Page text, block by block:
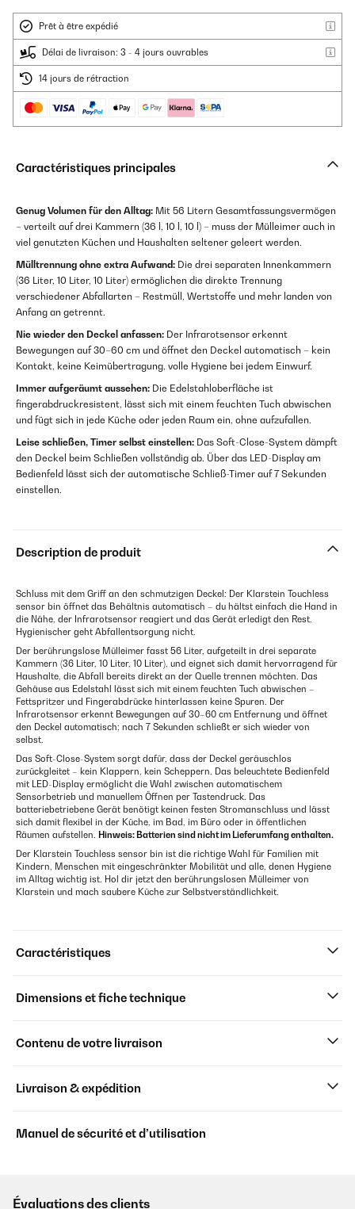
Prêt à être expédié
Délai de livraison: 3 - 4 jours ouvrables
14 jours de rétraction
Caractéristiques principales
Genug Volumen für den Alltag: Mit 56 Litern Gesamtfassungsvermögen
– verteilt auf drei Kammern (36 l, 10 l, 10 l) – muss der Mülleimer auch in
viel genutzten Küchen und Haushalten seltener geleert werden.
Mülltrennung ohne extra Aufwand: Die drei separaten Innenkammern
(36 Liter, 10 Liter, 10 Liter) ermöglichen die direkte Trennung
verschiedener Abfallarten – Restmüll, Wertstoffe und mehr landen von
Anfang an getrennt.
Nie wieder den Deckel anfassen: Der Infrarotsensor erkennt
Bewegungen auf 30–60 cm und öffnet den Deckel automatisch – kein
Kontakt, keine Keimübertragung, volle Hygiene bei jedem Einwurf.
Immer aufgeräumt aussehen: Die Edelstahloberfläche ist
fingerabdruckresistent, lässt sich mit einem feuchten Tuch abwischen
und fügt sich in jede Küche oder jeden Raum ein, ohne aufzufallen.
Leise schließen, Timer selbst einstellen: Das Soft-Close-System dämpft
den Deckel beim Schließen vollständig ab. Über das LED-Display am
Bedienfeld lässt sich der automatische Schließ-Timer auf 7 Sekunden
einstellen.
Description de produit
Schluss mit dem Griff an den schmutzigen Deckel: Der Klarstein Touchless
sensor bin öffnet das Behältnis automatisch – du hältst einfach die Hand in
die Nähe, der Infrarotsensor reagiert und das Gerät erledigt den Rest.
Hygienischer geht Abfallentsorgung nicht.
Der berührungslose Mülleimer fasst 56 Liter, aufgeteilt in drei separate
Kammern (36 Liter, 10 Liter, 10 Liter), und eignet sich damit hervorragend für
Haushalte, die Abfall bereits direkt an der Quelle trennen möchten. Das
Gehäuse aus Edelstahl lässt sich mit einem feuchten Tuch abwischen –
Fettspritzer und Fingerabdrücke hinterlassen keine Spuren. Der
Infrarotsensor erkennt Bewegungen auf 30–60 cm Entfernung und öffnet
den Deckel automatisch; nach 7 Sekunden schließt er sich wieder von
selbst.
Das Soft-Close-System sorgt dafür, dass der Deckel geräuschlos
zurückgleitet – kein Klappern, kein Scheppern. Das beleuchtete Bedienfeld
mit LED-Display ermöglicht die Wahl zwischen automatischem
Sensorbetrieb und manuellem Öffnen per Tastendruck. Das
batteriebetriebene Gerät benötigt keinen festen Stromanschluss und lässt
sich damit flexibel in der Küche, im Bad, im Büro oder in öffentlichen
Räumen aufstellen. Hinweis: Batterien sind nicht im Lieferumfang enthalten.
Der Klarstein Touchless sensor bin ist die richtige Wahl für Familien mit
Kindern, Menschen mit eingeschränkter Mobilität und alle, denen Hygiene
im Alltag wichtig ist. Hol dir jetzt den berührungslosen Mülleimer von
Klarstein und mach saubere Küche zur Selbstverständlichkeit.
Caractéristiques
Dimensions et fiche technique
Contenu de votre livraison
Livraison & expédition
Manuel de sécurité et d’utilisation
Évaluations des clients